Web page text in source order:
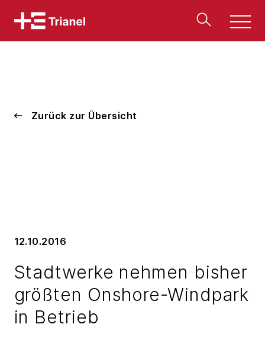
Men
Zurück zur Übersicht
12.10.2016
Stadtwerke nehmen bisher
größten Onshore-Windpark
in Betrieb